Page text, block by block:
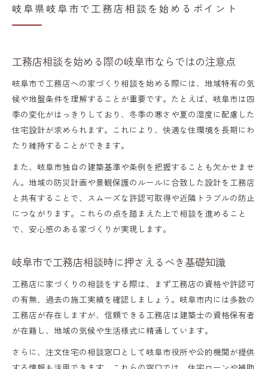
岐阜県岐阜市で工務店相談を始めるポイント
工務店相談を始める際の岐阜市ならではの注意点
岐阜市で工務店への家づくり相談を始める際には、地域特有の気
候や地盤条件を理解することが重要です。たとえば、岐阜市は四
季の変化がはっきりしており、冬季の寒さや夏の湿度に配慮した
住宅設計が求められます。これにより、快適な住環境を長期にわ
たり維持することができます。
また、岐阜市独自の建築基準や条例を把握することも欠かせませ
ん。地域の防災計画や景観保護のルールに合致した設計を工務店
と共有することで、スムーズな許認可取得や近隣トラブルの防止
につながります。これらの点を踏まえた上で相談を進めること
で、安心感のある家づくりが実現します。
岐阜市で工務店相談時に押さえるべき基礎知識
工務店に家づくりの相談をする際は、まず工務店の資格や許認可
の有無、過去の施工実績を確認しましょう。岐阜市内には多数の
工務店が存在しますが、信頼できる工務店は建築士の資格保有者
が在籍し、地域の気候や生活様式に精通しています。
さらに、注文住宅の相談窓口として岐阜市役所や公的機関が提供